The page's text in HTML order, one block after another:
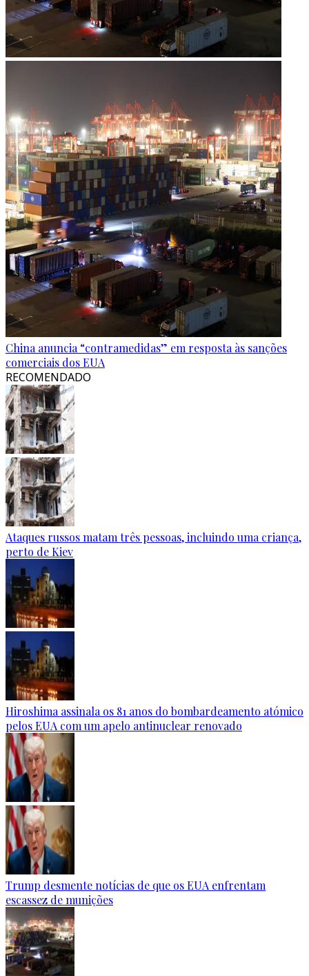
China anuncia “contramedidas” em resposta às sanções
comerciais dos EUA
RECOMENDADO
Ataques russos matam três pessoas, incluindo uma criança,
perto de Kiev
Hiroshima assinala os 81 anos do bombardeamento atómico
pelos EUA com um apelo antinuclear renovado
Trump desmente notícias de que os EUA enfrentam
escassez de munições